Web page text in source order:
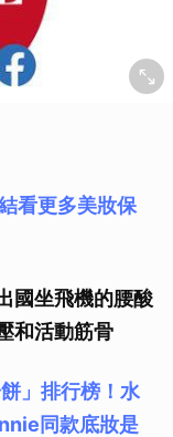
看更多美妝保
國坐飛機的腰酸
和活動筋骨
」排行榜！水
同款底妝是